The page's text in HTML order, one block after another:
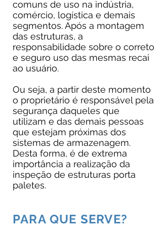
comuns de uso na indústria,
comércio, logística e demais
segmentos. Após a montagem
das estruturas, a
responsabilidade sobre o correto
e seguro uso das mesmas recai
ao usuário.
Ou seja, a partir deste momento
o proprietário é responsável pela
segurança daqueles que
utilizam e das demais pessoas
que estejam próximas dos
sistemas de armazenagem.
Desta forma, é de extrema
importância a realização da
inspeção de estruturas porta
paletes.
PARA QUE SERVE?